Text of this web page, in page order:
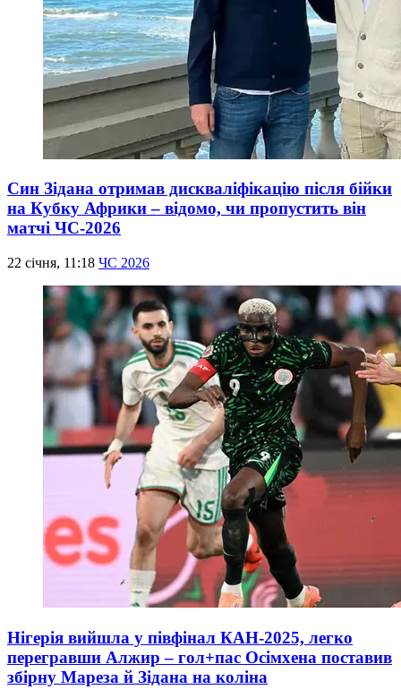
Син Зідана отримав дискваліфікацію після бійки
на Кубку Африки – відомо, чи пропустить він
матчі ЧС-2026
22 січня, 11:18 ЧС 2026
Нігерія вийшла у півфінал КАН-2025, легко
перегравши Алжир – гол+пас Осімхена поставив
збірну Мареза й Зідана на коліна